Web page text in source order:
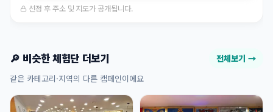
선정 후 주소 및 지도가 공개됩니다.
🔎 비슷한 체험단 더보기 전체보기 →
같은 카테고리·지역의 다른 캠페인이에요